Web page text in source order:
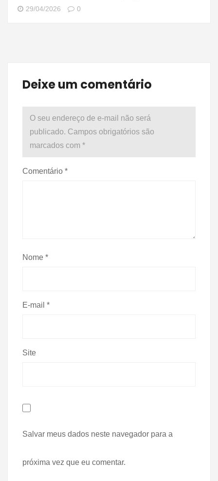
29/04/2026 0
Deixe um comentário
O seu endereço de e-mail não será
publicado. Campos obrigatórios são
marcados com *
Comentário *
Nome *
E-mail *
Site
Salvar meus dados neste navegador para a
próxima vez que eu comentar.